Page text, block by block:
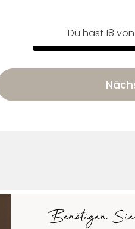
Du hast 18
Benötigen